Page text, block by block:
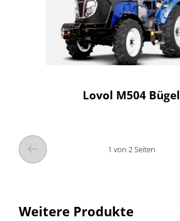
Lovol M504 Bügel
 1 von 2 Seiten
Weitere Produkte